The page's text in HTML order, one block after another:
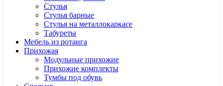
Стулья
Стулья барные
Стулья на металлокаркасе
Табуреты
Мебель из ротанга
Прихожая
Модульные прихожие
Прихожие комплекты
Тумбы под обувь